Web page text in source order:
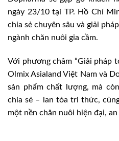
ngày 23/10 tại TP. Hồ Chí
chia sẻ chuyên sâu và giải
ngành chăn nuôi gia cầm.
Với phương châm “Giải pháp
Olmix Asialand Việt Nam và
sản phẩm chất lượng, mà
chia sẻ – lan tỏa tri thức,
một nền chăn nuôi hiện đại,